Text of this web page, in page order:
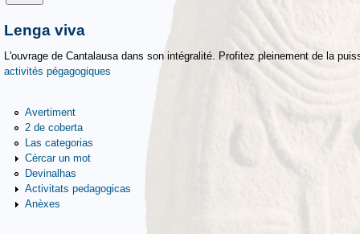
Lenga viva
L'ouvrage de Cantalausa dans son intégralité. Profitez pleinement de la
activités pégagogiques
Avertiment
2 de coberta
Las categorias
Cèrcar un mot
Devinalhas
Activitats pedagogicas
Anèxes